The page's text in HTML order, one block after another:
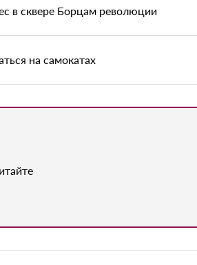
в сквере Борцам революции
на самокатах